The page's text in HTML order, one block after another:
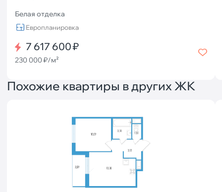
Белая отделка
Европланировка
7 617 600 ₽
230 000 ₽/м²
Похожие квартиры в других ЖК